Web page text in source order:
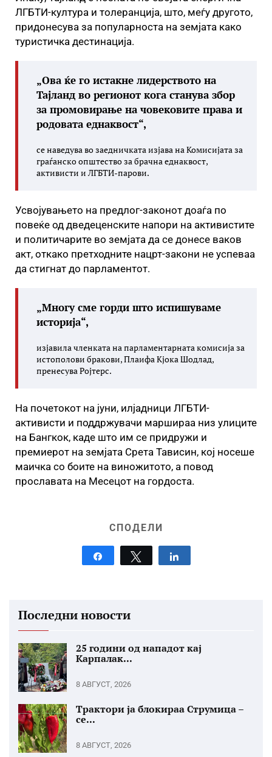
ЛГБТИ-култура и толеранција, што, меѓу другото,
придонесува за популарноста на земјата како
туристичка дестинација.
„Ова ќе го истакне лидерството на
Тајланд во регионот кога станува збор
за промовирање на човековите права и
родовата еднаквост“,
се наведува во заедничката изјава на Комисијата за
граѓанско општество за брачна еднаквост,
активисти и ЛГБТИ-парови.
Усвојувањето на предлог-законот доаѓа по
повеќе од дведеценските напори на активистите
и политичарите во земјата да се донесе ваков
акт, откако претходните нацрт-закони не успеваа
да стигнат до парламентот.
„Многу сме горди што испишуваме
историја“,
изјавила членката на парламентарната комисија за
истополови бракови, Плаифа Кјока Шодлад,
пренесува Ројтерс.
На почетокот на јуни, илјадници ЛГБТИ-
активисти и поддржувачи маршираа низ улиците
на Бангкок, каде што им се придружи и
премиерот на земјата Срета Тависин, кој носеше
маичка со боите на виножитото, а повод
прославата на Месецот на гордоста.
СПОДЕЛИ
Tweet
Последни новости
25 години од нападот кај
Карпалак...
8 АВГУСТ, 2026
Трактори ја блокираа Струмица –
се...
8 АВГУСТ, 2026